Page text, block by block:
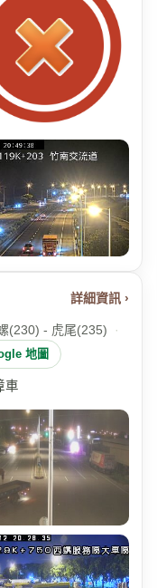
詳細資訊 ›
(230) - 虎尾(235)
·
地圖
車